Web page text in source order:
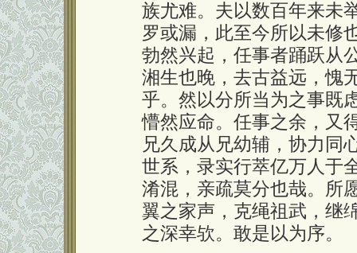
族尤难。夫以数百年来未
罗或漏，此至今所以未修
勃然兴起，任事者踊跃从
湘生也晚，去古益远，愧
乎。然以分所当为之事既
懵然应命。任事之余，又
兄久成从兄幼辅，协力同
世系，录实行萃亿万人于
淆混，亲疏莫分也哉。所
翼之家声，克绳祖武，继
之深幸欤。敢是以为序。